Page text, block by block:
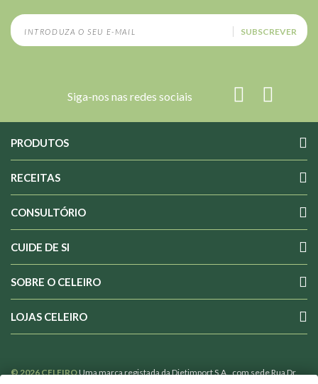
SUBSCREVER
Siga-nos nas redes sociais
PRODUTOS
RECEITAS
CONSULTÓRIO
CUIDE DE SI
SOBRE O CELEIRO
LOJAS CELEIRO
© 2026 CELEIROUma marca registada da Dietimport S.A., com sede Rua Dr.